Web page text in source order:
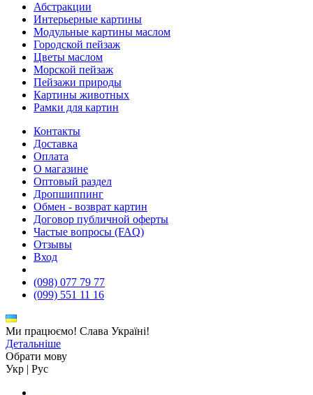
Абстракции
Интерьерные картины
Модульные картины маслом
Городской пейзаж
Цветы маслом
Морской пейзаж
Пейзажи природы
Картины животных
Рамки для картин
Контакты
Доставка
Оплата
О магазине
Оптовый раздел
Дропшиппинг
Обмен - возврат картин
Договор публичной оферты
Частые вопросы (FAQ)
Отзывы
Вход
(098) 077 79 77
(099) 551 11 16
Ми працюємо! Слава Україні!
Детальніше
Обрати мову
Укр | Рус